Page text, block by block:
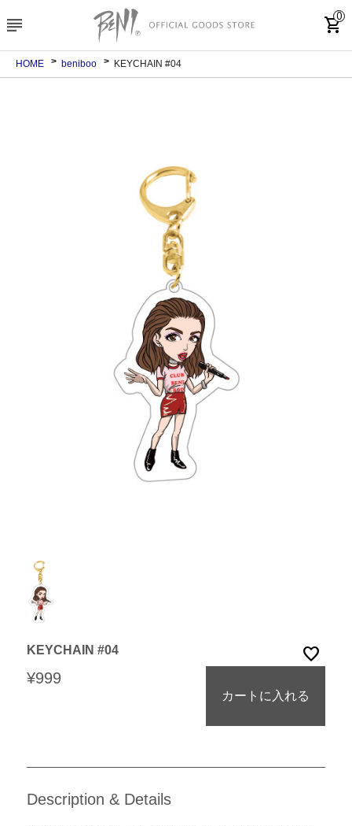
subject shopping_cart
0
HOME beniboo KEYCHAIN #04
KEYCHAIN #04 favorite
¥999
カートに入れる
Description & Details